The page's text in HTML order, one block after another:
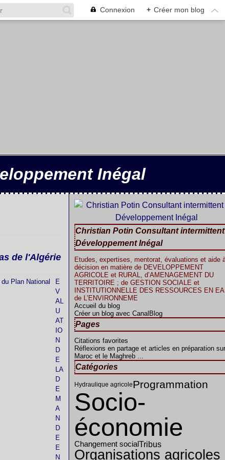
Connexion + Créer mon blog
Inégal
de l'Algérie
E
V
AL
U
AT
IO
N
D
E
LA
D
E
M
A
N
D
E
E
N
Christian Potin Consultant
Développement Inégal
Etudes, expertises, mentorat, évaluations et aide
décision en matière de DEVELOPPEMENT
AGRICOLE et RURAL, d’AMENAGEMENT DU
TERRITOIRE ; de GESTION SOCIALE et
INSTITUTIONNELLE DES RESSOURCES EN
de L’ENVIRONNEME
Accueil du blog
Créer un blog avec CanalBlog
Pages
Citations favorites
Réflexions en partage et articles en préparation
Maroc et le Maghreb ...
Catégories
Hydraulique agricoleProgrammation
Socio-
économie
Changement socialTribus
Organisations agricoles